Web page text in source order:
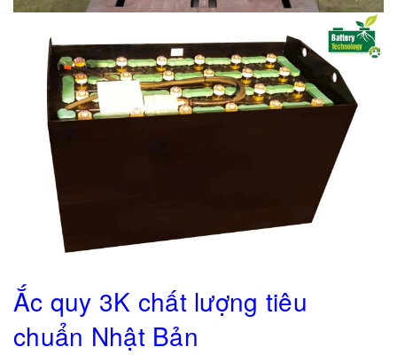
Ắc quy 3K chất lượng tiêu
chuẩn Nhật Bản